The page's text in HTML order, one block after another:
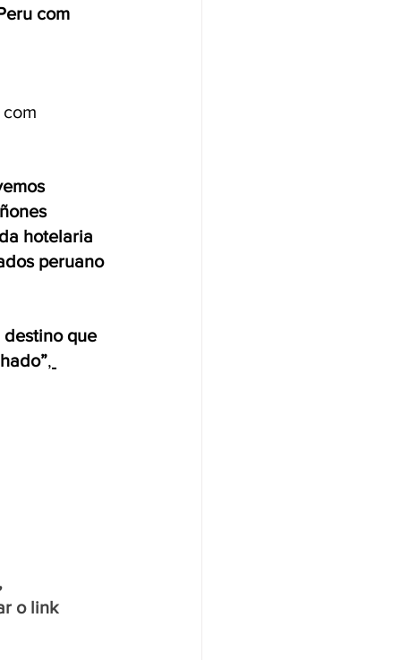
com
hotelaria
peruano
destino que
,
o link